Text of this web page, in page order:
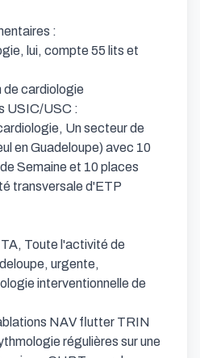
:
lui, compte 55 lits et
de cardiologie
USIC/USC :
Un secteur de
en Guadeloupe) avec 10
Semaine et 10 places
transversale d'ETP
Toute l'activité de
urgente,
interventionnelle de
NAV flutter TRIN
régulières sur une